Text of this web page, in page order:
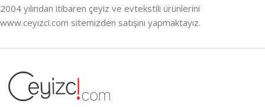
2004 yılından itibaren çeyiz ve evtekstili ürünlerini
www.ceyizci.com sitemizden satışını yapmaktayız.